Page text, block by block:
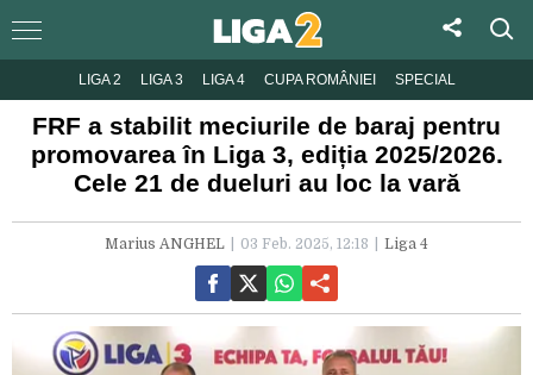
LIGA 2 LIGA 3 LIGA 4 CUPA ROMÂNIEI SPECIAL
FRF a stabilit meciurile de baraj pentru
promovarea în Liga 3, ediția 2025/2026.
Cele 21 de dueluri au loc la vară
Marius ANGHEL 03 Feb. 2025, 12:18 Liga 4